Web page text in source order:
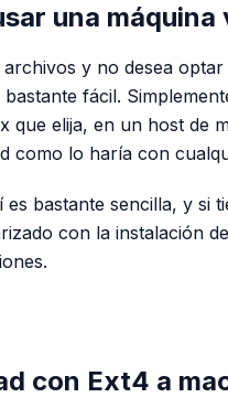
una máquina
y no desea
fácil.
que elija, en un host de
como lo haría con
es bastante sencilla, y si
con la instalación
con Ext4 a